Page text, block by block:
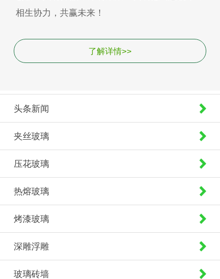
相生协力，共赢未来！
了解详情>>
头条新闻
夹丝玻璃
压花玻璃
热熔玻璃
烤漆玻璃
深雕浮雕
玻璃砖墙